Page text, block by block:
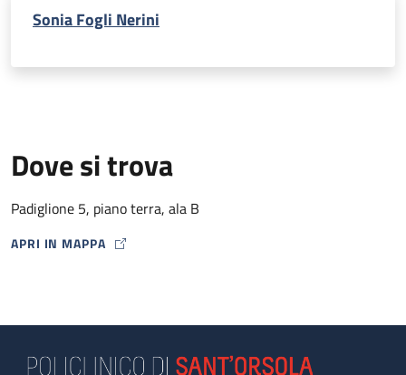
Sonia Fogli Nerini
Dove si trova
Padiglione 5, piano terra, ala B
APRI IN MAPPA
MAP ICON